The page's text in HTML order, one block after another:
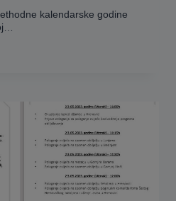
kalendarske godine